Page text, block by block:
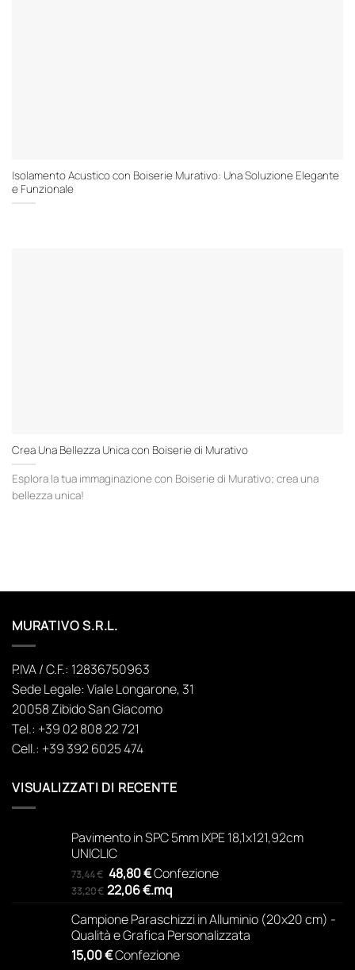
Isolamento Acustico con Boiserie Murativo: Una Soluzione Elegante
e Funzionale
Crea Una Bellezza Unica con Boiserie di Murativo
Esplora la tua immaginazione con Boiserie di Murativo; crea una
bellezza unica!
MURATIVO S.R.L.
P.IVA / C.F.: 12836750963
Sede Legale: Viale Longarone, 31
20058 Zibido San Giacomo
Tel.: +39 02 808 22 721
Cell.: +39 392 6025 474
VISUALIZZATI DI RECENTE
Pavimento in SPC 5mm IXPE 18,1x121,92cm
UNICLIC
73,44€ Il
prezzo
era:
73,44 €.
48,80€Il
prezzo
è:
48,80 €.
Confezione
33,20€ 22,06€.mq
Campione Paraschizzi in Alluminio (20x20 cm) -
Qualità e Grafica Personalizzata
15,00€Confezione